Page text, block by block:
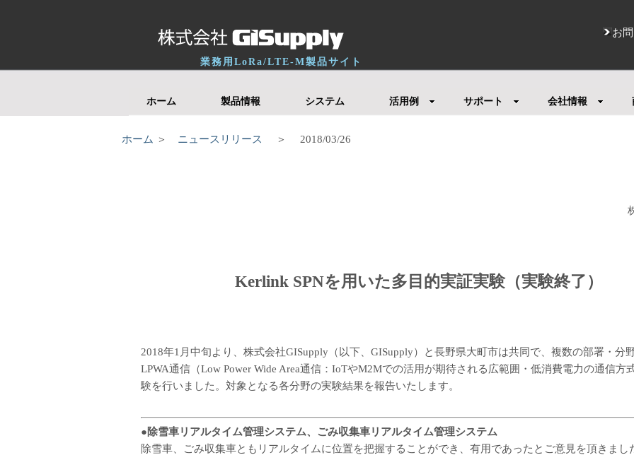
業務用LoRa/LTE-M製品サイト
お
ホーム 製品情報 システム 活用例 サポート 会社情報
ホーム ＞ ニュースリリース ＞ 2018/03/26
Kerlink SPNを用いた多目的実証実験（実験終了）
2018年1月中旬より、株式会社GISupply（以下、GISupply）と長野県大町市は共同で、複数の部署・分
LPWA通信（Low Power Wide Area通信：IoTやM2Mでの活用が期待される広範囲・低消費電力の通信方
験を行いました。対象となる各分野の実験結果を報告いたします。
●除雪車リアルタイム管理システム、ごみ収集車リアルタイム管理システム
除雪車、ごみ収集車ともリアルタイムに位置を把握することができ、有用であったとご意見を頂きまし